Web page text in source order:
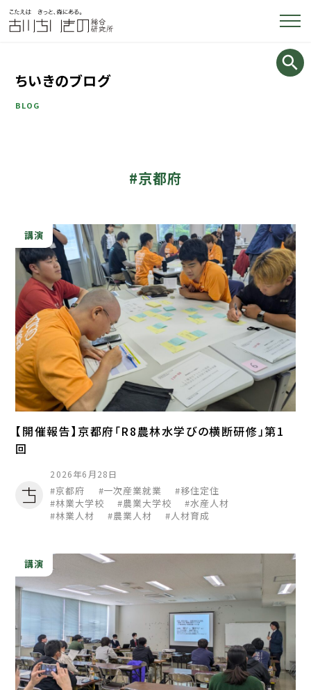
ちいきのブログ
BLOG
#京都府
講演
【開催報告】京都府「R8農林水学びの横断研修」第1
回
2026年6月28日
京都府 一次産業就業
移住定住
林業大学校
農業大学校
水産人材
林業人材
農業人材 人材育成
講演